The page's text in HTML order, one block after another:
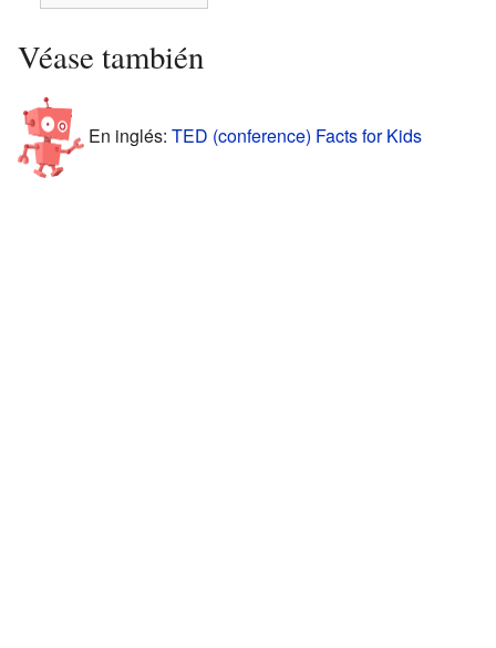
Véase también
En inglés: TED (conference) Facts for Kids